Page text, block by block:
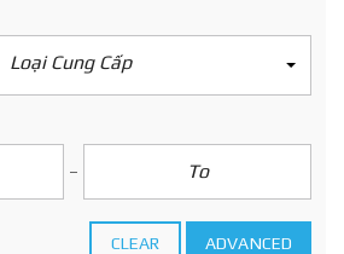
Loại Cung Cấp
CLEAR ADVANCED